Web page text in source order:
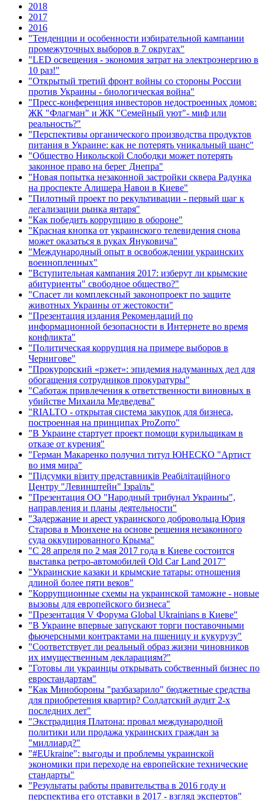
2018
2017
2016
"Тенденции и особенности избирательной кампании
промежуточных выборов в 7 округах"
"LED освещения - экономия затрат на электроэнергию в
10 раз!"
"Открытый третий фронт войны со стороны России
против Украины - биологическая война"
"Пресс-конференция инвесторов недостроенных домов:
ЖК "Флагман" и ЖК "Семейный уют"- миф или
реальность?"
"Перспективы органического производства продуктов
питания в Украине: как не потерять уникальный шанс"
"Общество Никольской Слободки может потерять
законное право на берег Днепра"
"Новая попытка незаконной застройки сквера Радунка
на проспекте Алишера Навои в Киеве"
"Пилотный проект по рекультивации - первый шаг к
легализации рынка янтаря"
"Как победить коррупцию в обороне"
"Красная кнопка от украинского телевидения снова
может оказаться в руках Януковича"
"Международный опыт в освобождении украинских
военнопленных"
"Вступительная кампания 2017: изберут ли крымские
абитуриенты" свободное общество?"
"Спасет ли комплексный законопроект по защите
животных Украины от жестокости"
"Презентация издания Рекомендаций по
информационной безопасности в Интернете во время
конфликта"
"Политическая коррупция на примере выборов в
Чернигове"
"Прокурорский «рэкет»: эпидемия надуманных дел для
обогащения сотрудников прокуратуры"
"Саботаж привлечения к ответственности виновных в
убийстве Михаила Медведева"
"RIALTO - открытая система закупок для бизнеса,
построенная на принципах ProZorro"
"В Украине стартует проект помощи курильщикам в
отказе от курения"
"Герман Макаренко получил титул ЮНЕСКО "Артист
во имя мира"
"Підсумки візиту представників Реабілітаційного
Центру "Левинштейн" Ізраїль"
"Презентация ОО "Народный трибунал Украины",
направления и планы деятельности"
"Задержание и арест украинского добровольца Юрия
Старова в Мюнхене на основе решения незаконного
суда оккупированного Крыма"
"С 28 апреля по 2 мая 2017 года в Киеве состоится
выставка ретро-автомобилей Old Car Land 2017"
"Украинские казаки и крымские татары: отношения
длиной более пяти веков"
"Коррупционные схемы на украинской таможне - новые
вызовы для европейского бизнеса"
"Презентация V Форума Global Ukrainians в Киеве"
"В Украине впервые запускают торги поставочными
фьючерсными контрактами на пшеницу и кукурузу"
"Соответствует ли реальный образ жизни чиновников
их имущественным декларациям?"
"Готовы ли украинцы открывать собственный бизнес по
евростандартам"
"Как Минобороны "разбазарило" бюджетные средства
для приобретения квартир? Солдатский аудит 2-х
последних лет"
"Экстрадиция Платона: провал международной
политики или продажа украинских граждан за
"миллиард?"
"#EUkraine": выгоды и проблемы украинской
экономики при переходе на европейские технические
стандарты"
"Результаты работы правительства в 2016 году и
перспектива его отставки в 2017 - взгляд экспертов"